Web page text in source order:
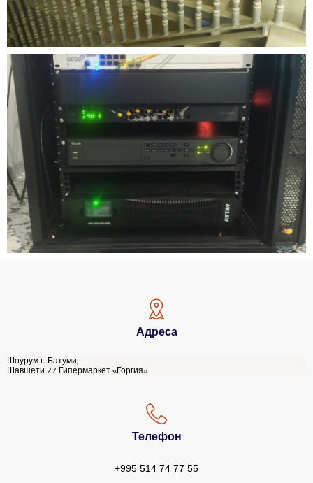
Адреса
Шоурум г. Батуми,
Шавшети 27 Гипермаркет «Горгия»
Телефон
+995 514 74 77 55